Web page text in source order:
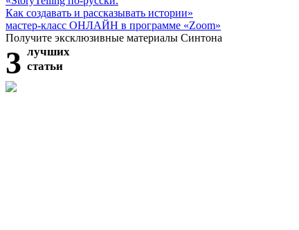
Как создавать и рассказывать истории»
мастер-класс ОНЛАЙН в программе «Zoom»
Получите эксклюзивные материалы Синтона
3 лучших
статьи